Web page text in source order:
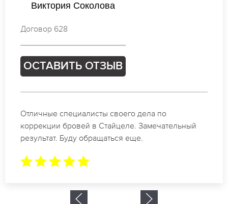
ОТЗЫВ
своего дела по
в Стайцеле. Замечательный
обращаться еще.
в Стайцеле. За